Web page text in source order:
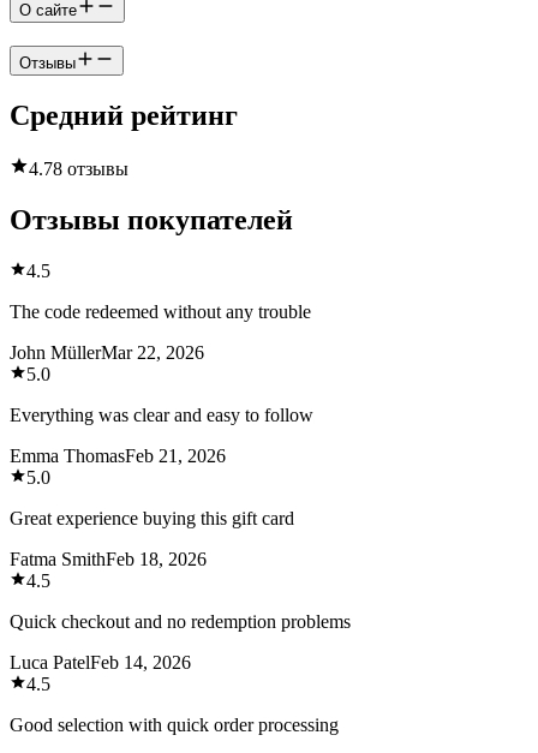
О сайте
Отзывы
Средний рейтинг
4.78 отзывы
Отзывы покупателей
4.5
The code redeemed without any trouble
John MüllerMar 22, 2026
5.0
Everything was clear and easy to follow
Emma ThomasFeb 21, 2026
5.0
Great experience buying this gift card
Fatma SmithFeb 18, 2026
4.5
Quick checkout and no redemption problems
Luca PatelFeb 14, 2026
4.5
Good selection with quick order processing